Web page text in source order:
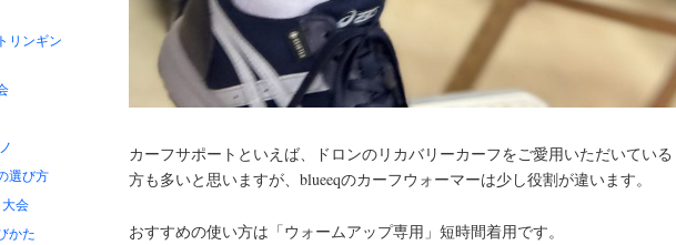
カーフサポートといえば、ドロンのリカバリーカーフをご愛用いただいている
方も多いと思いますが、blueeqのカーフウォーマーは少し役割が違います。
おすすめの使い方は「ウォームアップ専用」短時間着用です。
リンギン
選び方
会
かた